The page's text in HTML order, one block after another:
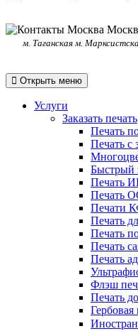
м. Таганская м.
Открыть меню
Услуги
Заказать печать
Печать
Печать с
Быстрый
Печать
Печать
Печати
Печать
Печать
Печать
Печать
Флэш
Печать
Гербовая